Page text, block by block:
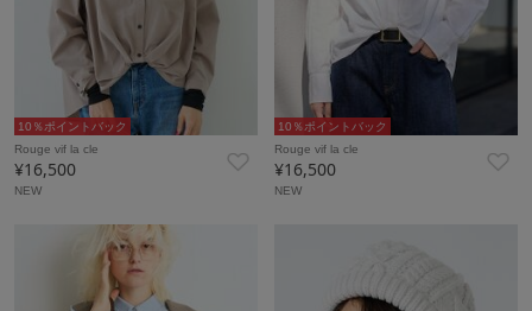
10％ポイントバック
Rouge vif la cle
¥16,500
NEW
10％ポイントバック
Rouge vif la cle
¥16,500
NEW